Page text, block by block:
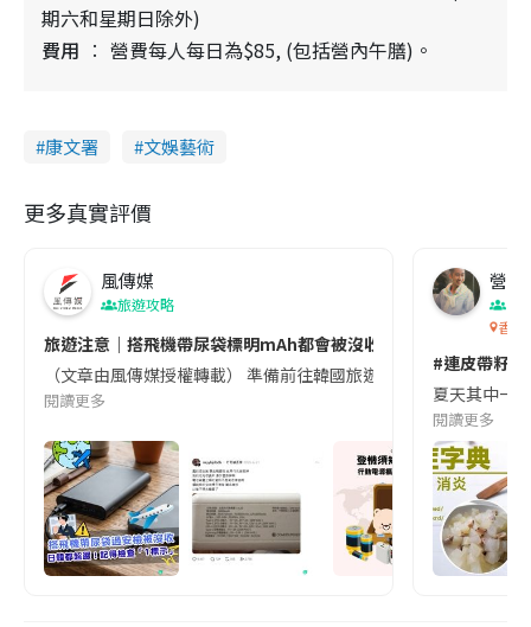
期六和星期日除外)
費用
營費每人每日為$85, (包括營內午膳)。
康文署 文娛藝術
更多真實評價
風傳媒
旅遊攻略
旅遊注意｜搭飛機帶尿袋標明mAh都會被沒收😱出發前切記檢查
（文章由風傳媒授權轉載） 準備前往韓國旅遊的民眾，近期要
閱讀更多
營養
香港
#連皮帶籽
夏天其中一
閱讀更多